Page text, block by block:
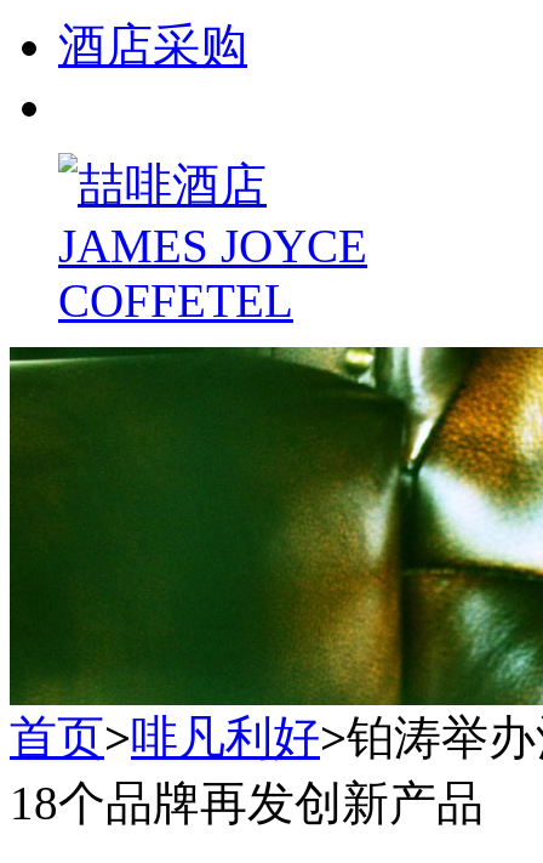
酒店采购
首页>啡凡利好>铂涛举
18个品牌再发创新产品